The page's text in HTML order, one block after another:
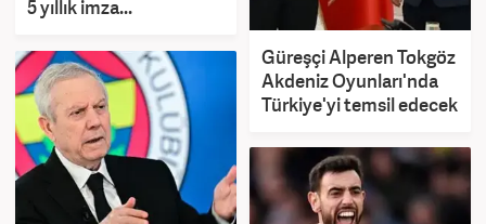
5 yıllık imza...
Güreşçi Alperen Tokgöz
Akdeniz Oyunları'nda
Türkiye'yi temsil edecek